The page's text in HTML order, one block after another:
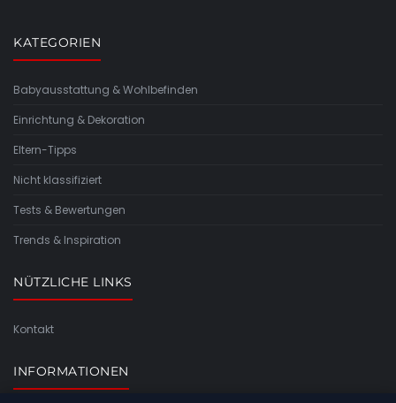
KATEGORIEN
Babyausstattung & Wohlbefinden
Einrichtung & Dekoration
Eltern-Tipps
Nicht klassifiziert
Tests & Bewertungen
Trends & Inspiration
NÜTZLICHE LINKS
Kontakt
INFORMATIONEN